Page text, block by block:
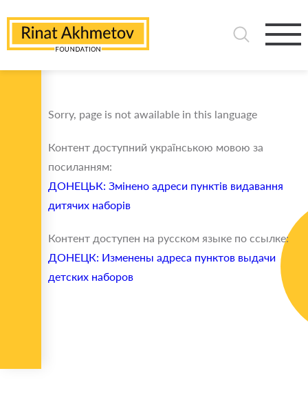
Sorry, page is not awailable in this language
Контент доступний українською мовою за
посиланням:
ДОНЕЦЬК: Змінено адреси пунктів видавання
дитячих наборів
Контент доступен на русском языке по ссылке:
ДОНЕЦК: Изменены адреса пунктов выдачи
детских наборов